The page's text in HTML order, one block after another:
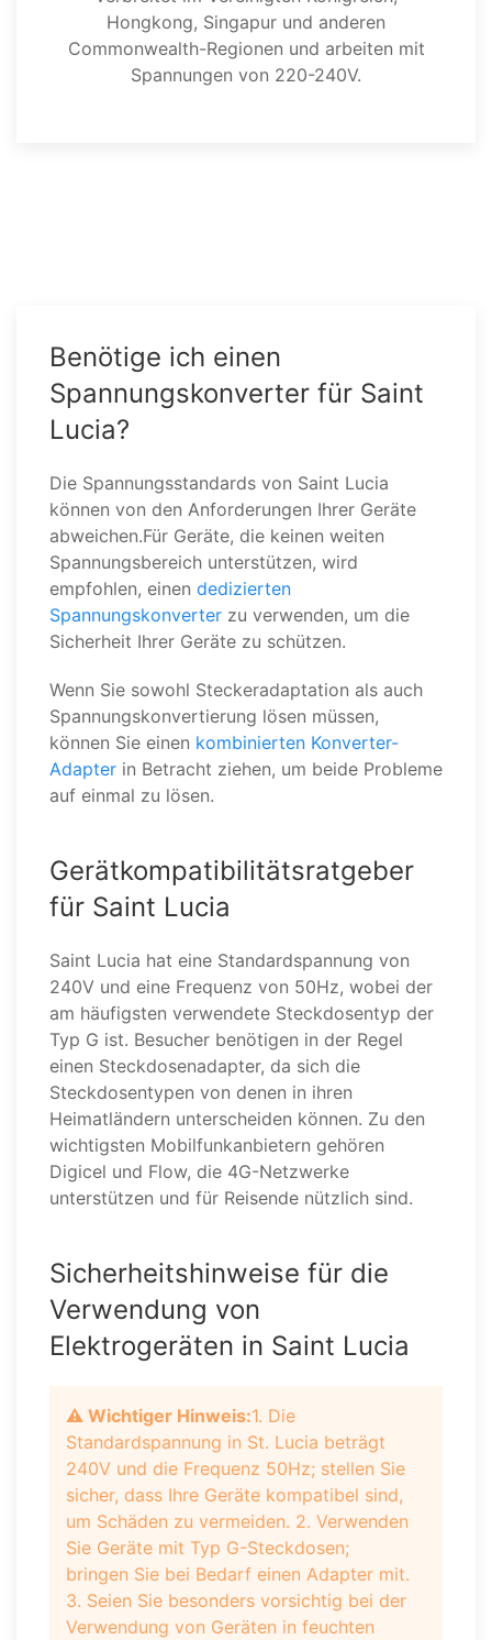
Hongkong, Singapur und anderen
Commonwealth-Regionen und arbeiten mit
Spannungen von 220-240V.
Benötige ich einen
Spannungskonverter für Saint
Lucia?
Die Spannungsstandards von Saint Lucia
können von den Anforderungen Ihrer Geräte
abweichen.Für Geräte, die keinen weiten
Spannungsbereich unterstützen, wird
empfohlen, einen dedizierten
Spannungskonverter zu verwenden, um die
Sicherheit Ihrer Geräte zu schützen.
Wenn Sie sowohl Steckeradaptation als auch
Spannungskonvertierung lösen müssen,
können Sie einen kombinierten Konverter-
Adapter in Betracht ziehen, um beide Probleme
auf einmal zu lösen.
Gerätkompatibilitätsratgeber
für Saint Lucia
Saint Lucia hat eine Standardspannung von
240V und eine Frequenz von 50Hz, wobei der
am häufigsten verwendete Steckdosentyp der
Typ G ist. Besucher benötigen in der Regel
einen Steckdosenadapter, da sich die
Steckdosentypen von denen in ihren
Heimatländern unterscheiden können. Zu den
wichtigsten Mobilfunkanbietern gehören
Digicel und Flow, die 4G-Netzwerke
unterstützen und für Reisende nützlich sind.
Sicherheitshinweise für die
Verwendung von
Elektrogeräten in Saint Lucia
⚠️ Wichtiger Hinweis:1. Die
Standardspannung in St. Lucia beträgt
240V und die Frequenz 50Hz; stellen Sie
sicher, dass Ihre Geräte kompatibel sind,
um Schäden zu vermeiden. 2. Verwenden
Sie Geräte mit Typ G-Steckdosen;
bringen Sie bei Bedarf einen Adapter mit.
3. Seien Sie besonders vorsichtig bei der
Verwendung von Geräten in feuchten